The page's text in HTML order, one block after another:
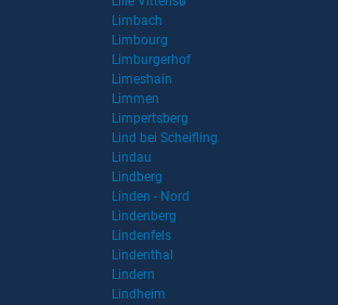
Limbach
Limbourg
Limburgerhof
Limeshain
Limmen
Limpertsberg
Lind bei Scheifling
Lindau
Lindberg
Linden - Nord
Lindenberg
Lindenfels
Lindenthal
Lindern
Lindheim